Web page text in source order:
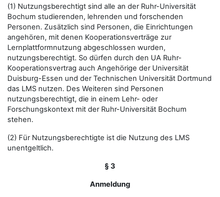
(1) Nutzungsberechtigt sind alle an der Ruhr-Universität
Bochum studierenden, lehrenden und forschenden
Personen. Zusätzlich sind Personen, die Einrichtungen
angehören, mit denen Kooperationsverträge zur
Lernplattformnutzung abgeschlossen wurden,
nutzungsberechtigt. So dürfen durch den UA Ruhr-
Kooperationsvertrag auch Angehörige der Universität
Duisburg-Essen und der Technischen Universität Dortmund
das LMS nutzen. Des Weiteren sind Personen
nutzungsberechtigt, die in einem Lehr- oder
Forschungskontext mit der Ruhr-Universität Bochum
stehen.
(2) Für Nutzungsberechtigte ist die Nutzung des LMS
unentgeltlich.
§ 3
Anmeldung